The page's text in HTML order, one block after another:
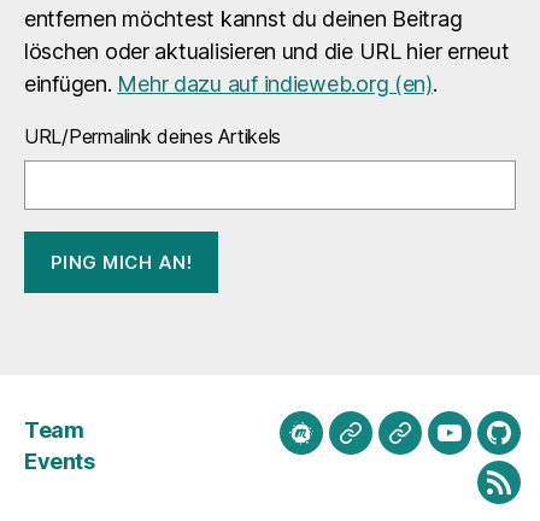
entfernen möchtest kannst du deinen Beitrag
löschen oder aktualisieren und die URL hier erneut
einfügen. Mehr dazu auf indieweb.org (en).
URL/Permalink deines Artikels
Team
Events
meetup.com
Mastodon
BlueskyYoutube